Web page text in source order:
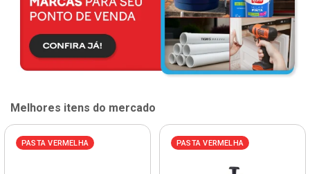
Melhores itens do mercado
PASTA VERMELHA PASTA VERMELHA